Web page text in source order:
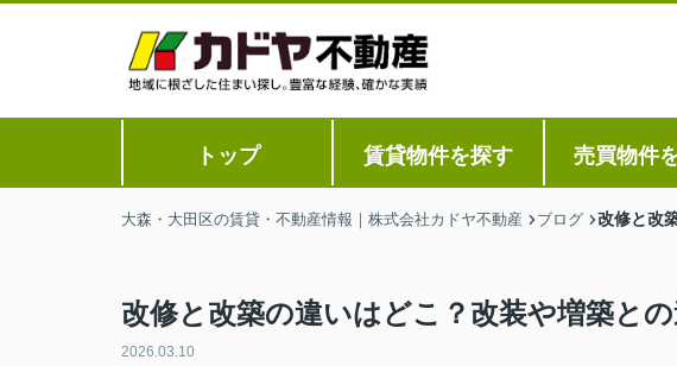
トップ 賃貸物件を探す 売買物件
大森・大田区の賃貸・不動産情報｜株式会社カドヤ不動産 ブログ 改修と改
改修と改築の違いはどこ？改装や増築と
2026.03.10